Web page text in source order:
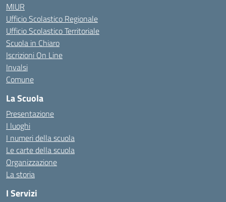
MIUR
Ufficio Scolastico Regionale
Ufficio Scolastico Territoriale
Scuola in Chiaro
Iscrizioni On Line
Invalsi
Comune
La Scuola
Presentazione
I luoghi
I numeri della scuola
Le carte della scuola
Organizzazione
La storia
I Servizi